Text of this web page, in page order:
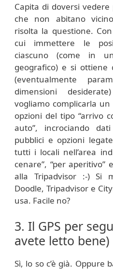
Capita di doversi
che non abitano
risolta la questione.
cui immettere le
ciascuno (come in
geografico) e si ottiene
(eventualmente
dimensioni
vogliamo complicarla un
opzioni del tipo “arrivo
auto”, incrociando
pubblici e opzioni
tutti i locali nell’area
cenare”, “per aperitivo”
alla Tripadvisor :-) Si
Doodle, Tripadvisor e
usa. Facile no?
3. Il GPS per
avete letto bene)
Sì, lo so c’è già. Oppure